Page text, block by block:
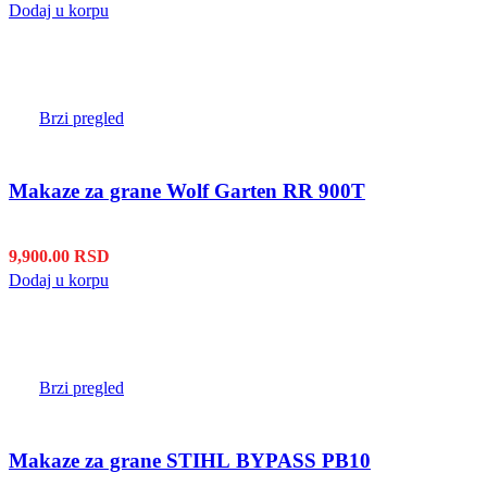
Dodaj u korpu
Brzi pregled
Makaze za grane Wolf Garten RR 900T
9,900.00 RSD
Dodaj u korpu
Brzi pregled
Makaze za grane STIHL BYPASS PB10